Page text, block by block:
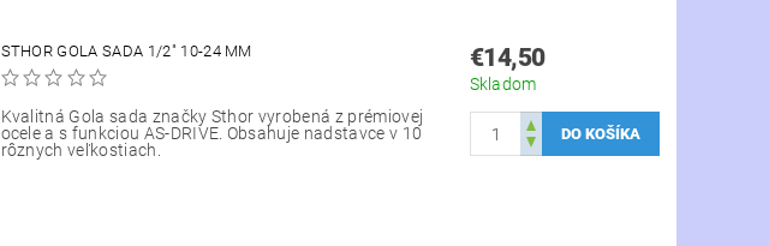
STHOR GOLA SADA 1/2" 10-24 MM
Kvalitná Gola sada značky Sthor vyrobená z prémiovej
ocele a s funkciou AS-DRIVE. Obsahuje nadstavce v 10
rôznych veľkostiach.
€14,50
Skladom